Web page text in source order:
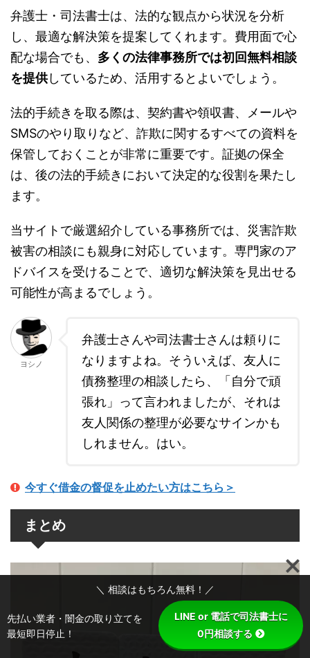
弁護士・司法書士は、法的な観点から状況を分析
し、最適な解決策を提案してくれます。費用面で心
配な場合でも、 多くの法律事務所では初回無料相談
を提供しているため、活用するとよいでしょう。
法的手続きを取る際は、契約書や領収書、メールや
SMSのやり取りなど、詐欺に関するすべての資料を
保管しておくことが非常に重要です。証拠の保全
は、後の法的手続きにおいて決定的な役割を果たし
ます。
当サイトで厳選紹介している事務所では、災害詐欺
被害の相談にも親身に対応しています。専門家のア
ドバイスを受けることで、適切な解決策を見出せる
可能性が高まるでしょう。
ヨシノ
弁護士さんや司法書士さんは頼りに
なりますよね。そういえば、友人に
債務整理の相談したら、「自分で頑
張れ」って言われましたが、それは
友人関係の整理が必要なサインかも
しれません。はい。
今すぐ借金の督促を止めたい方はこちら＞
まとめ
＼ 相談はもちろん無料！／
先払い業者・闇金の取り立てを
最短即日停止！
LINE or 電話で司法書士に
0円相談する